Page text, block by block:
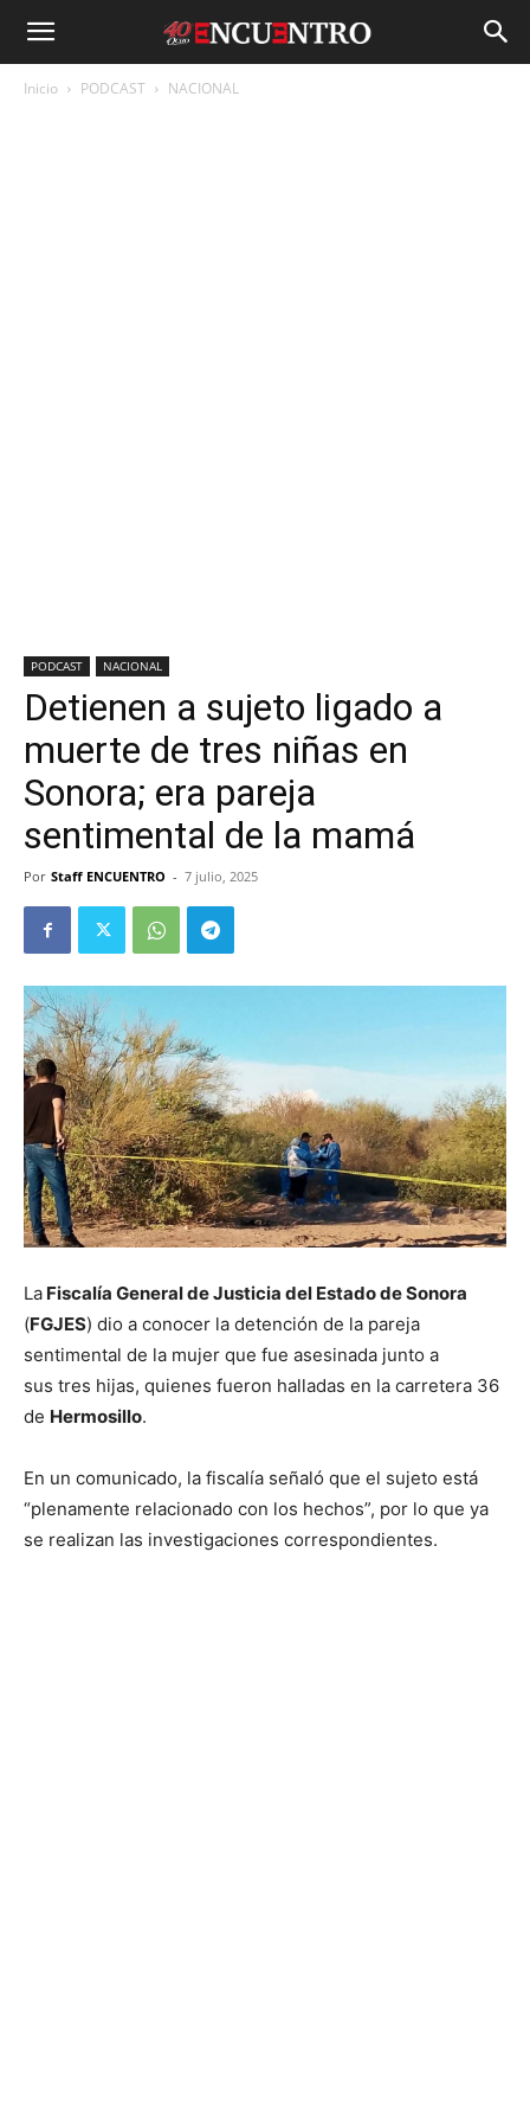
Inicio PODCAST NACIONAL
PODCAST NACIONAL
Detienen a sujeto ligado a
muerte de tres niñas en
Sonora; era pareja
sentimental de la mamá
Por Staff ENCUENTRO - 7 julio, 2025
La Fiscalía General de Justicia del Estado de Sonora
(FGJES) dio a conocer la detención de la pareja
sentimental de la mujer que fue asesinada junto a
sus tres hijas, quienes fueron halladas en la carretera 36
de Hermosillo.
En un comunicado, la fiscalía señaló que el sujeto está
“plenamente relacionado con los hechos”, por lo que ya
se realizan las investigaciones correspondientes.